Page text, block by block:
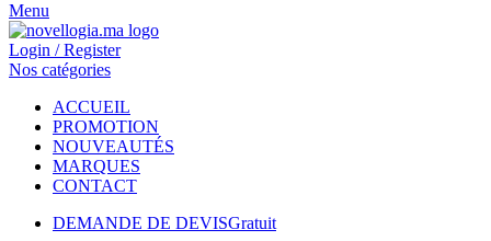
Menu
Login / Register
Nos catégories
ACCUEIL
PROMOTION
NOUVEAUTÉS
MARQUES
CONTACT
DEMANDE DE DEVISGratuit